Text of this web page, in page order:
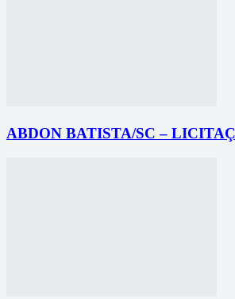
ABDON BATISTA/SC –